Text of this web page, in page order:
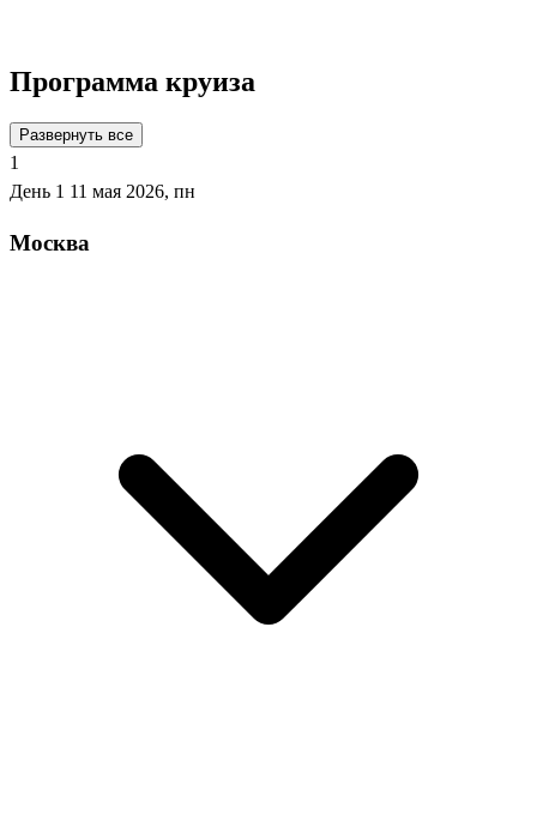
Программа круиза
Развернуть все
1
День 1 11 мая 2026, пн
Москва